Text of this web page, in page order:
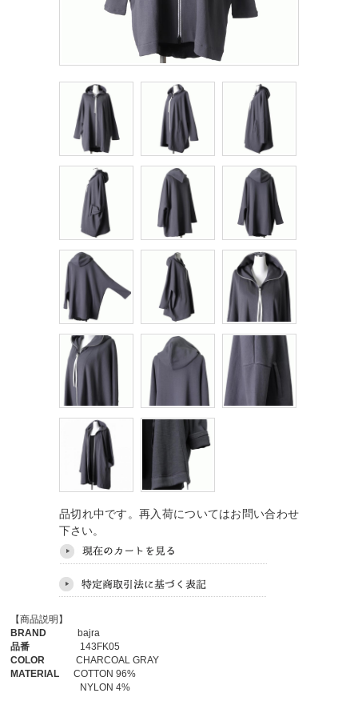
品切れ中です。再入荷についてはお問い合わせ
下さい。
【商品説明】
BRAND bajra
品番 143FK05
COLOR CHARCOAL GRAY
MATERIAL COTTON 96%
NYLON 4%